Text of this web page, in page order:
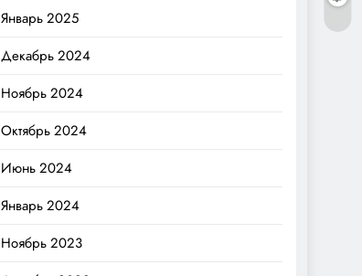
Январь 2025
Декабрь 2024
Ноябрь 2024
Октябрь 2024
Июнь 2024
Январь 2024
Ноябрь 2023